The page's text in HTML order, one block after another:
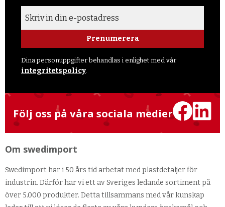
Prenumerera
Dina personuppgifter behandlas i enlighet med vår
integritetspolicy.
Följ oss på våra sociala medier
Om swedimport
Swedimport har i 50 års tid arbetat med plastdetaljer för
industrin. Därför har vi ett av Sveriges ledande sortiment på
över 5.000 produkter. Detta tillsammans med vår kunskap